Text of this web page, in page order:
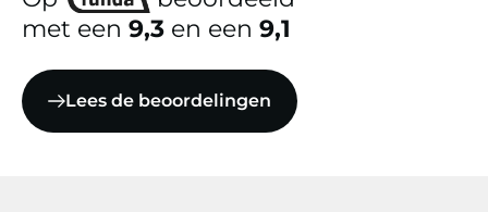
met een 9,3 en een 9,1
Lees de beoordelingen